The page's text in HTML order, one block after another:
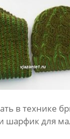
в технике
шарфик для